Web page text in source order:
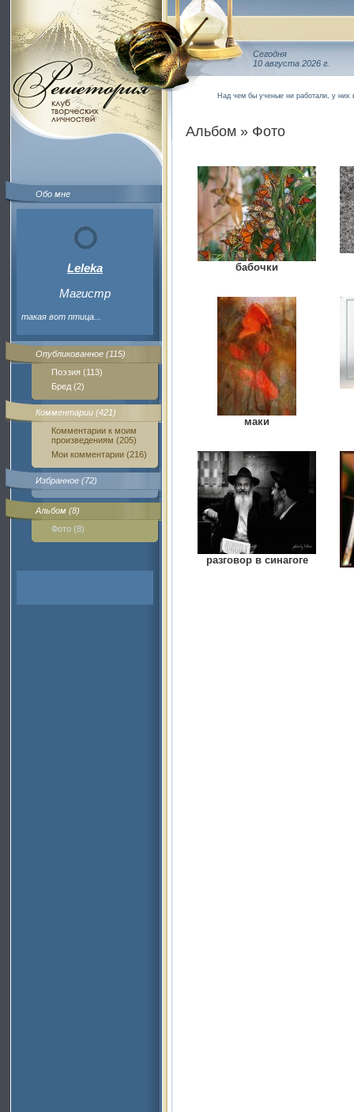
Обо мне
Leleka
Магистр
такая вот птица...
Опубликованное (115)
Поэзия (113)
Бред (2)
Комментарии (421)
Комментарии к моим
произведениям (205)
Мои комментарии (216)
Избранное (72)
Альбом (8)
Фото (8)
Сегодня
10 августа 2026 г.
Над чем бы ученые ни работали, у них
Альбом » Фото
бабочки
маки
разговор в синагоге